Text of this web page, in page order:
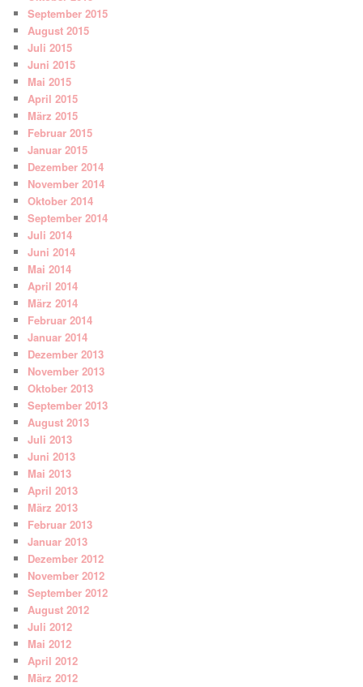
September 2015
August 2015
Juli 2015
Juni 2015
Mai 2015
April 2015
März 2015
Februar 2015
Januar 2015
Dezember 2014
November 2014
Oktober 2014
September 2014
Juli 2014
Juni 2014
Mai 2014
April 2014
März 2014
Februar 2014
Januar 2014
Dezember 2013
November 2013
Oktober 2013
September 2013
August 2013
Juli 2013
Juni 2013
Mai 2013
April 2013
März 2013
Februar 2013
Januar 2013
Dezember 2012
November 2012
September 2012
August 2012
Juli 2012
Mai 2012
April 2012
März 2012